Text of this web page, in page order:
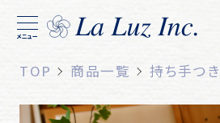
メニュー
TOP 商品一覧 持ち手つ